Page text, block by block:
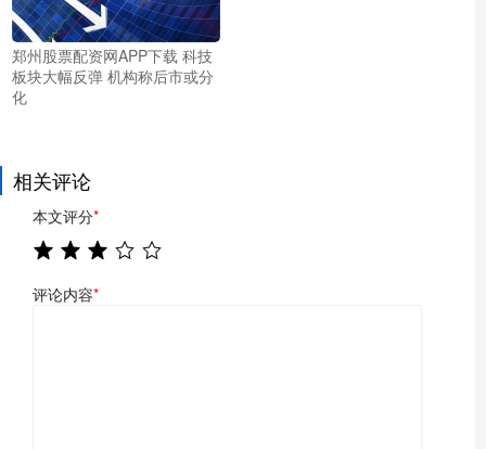
郑州股票配资网APP下载 科技
板块大幅反弹 机构称后市或分
化
相关评论
本文评分*
评论内容*